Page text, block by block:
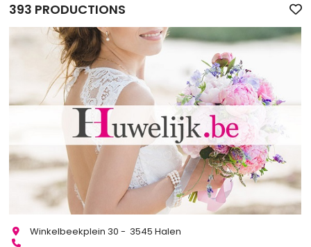
393 PRODUCTIONS
Winkelbeekplein 30 - 3545 Halen